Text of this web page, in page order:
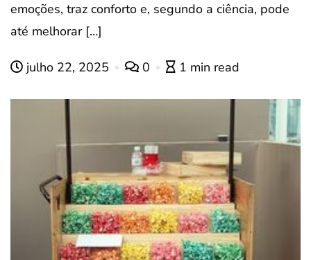
emoções, traz conforto e, segundo a ciência, pode
até melhorar […]
julho 22, 2025 0 1 min read